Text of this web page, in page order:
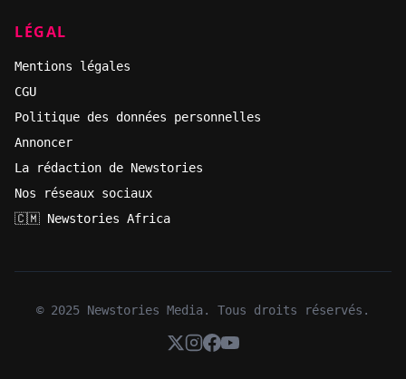
LÉGAL
Mentions légales
CGU
Politique des données personnelles
Annoncer
La rédaction de Newstories
Nos réseaux sociaux
🇨🇲 Newstories Africa
© 2025 Newstories Media. Tous droits réservés.